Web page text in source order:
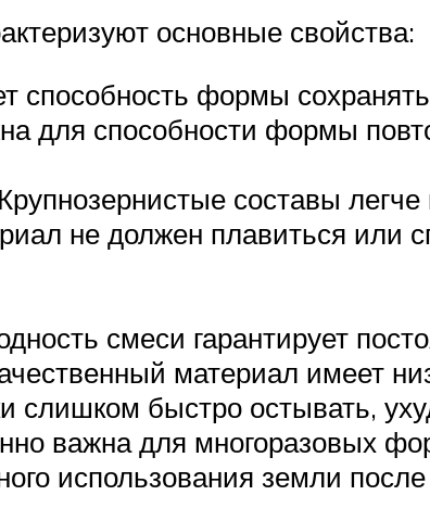
основные свойства:
способность формы
для способности формы
составы легче
не должен плавиться или
смеси гарантирует
материал имеет
слишком быстро остывать,
важна для многоразовых
использования земли